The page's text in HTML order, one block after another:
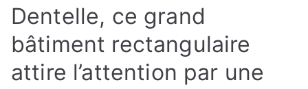
Dentelle, ce grand
bâtiment rectangulaire
attire l’attention par une